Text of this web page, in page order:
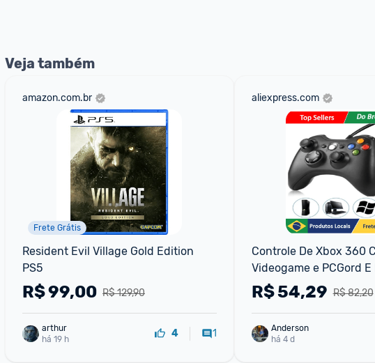
Veja também
amazon.com.br
Frete Grátis
Resident Evil Village Gold Edition
PS5
R$ 129,90
R$99,00
arthur
há 19 h
4 1
aliexpress.com
Controle De Xbox 360
Videogame e PCGord
Jogo
R$ 82,20
R$54,29
Anderson
há 4 d